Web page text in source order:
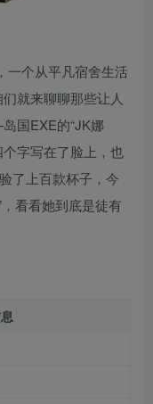
一个从平凡宿舍生活
就来聊聊那些让人
国EXE的“JK娜
个字写在了脸上，也
了上百款杯子，今
看看她到底是徒有